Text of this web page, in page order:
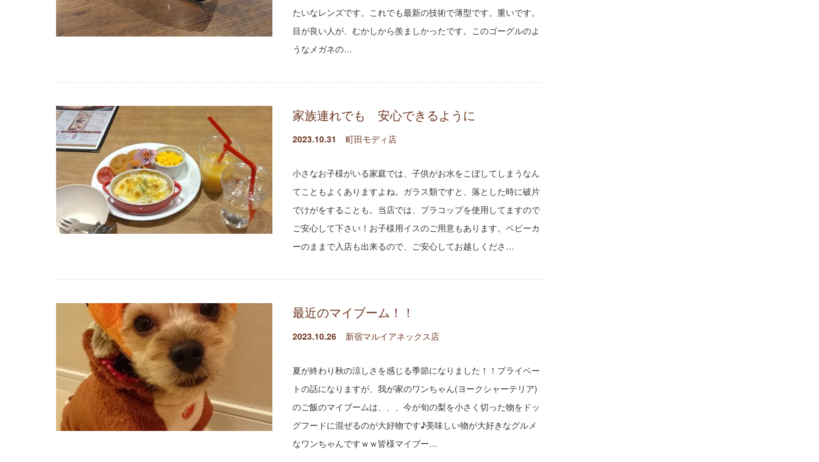
たいなレンズです。これでも最新の技術で薄型です。重いです。
目が良い人が、むかしから羨ましかったです。このゴーグルのよ
うなメガネの…
家族連れでも 安心できるように
2023.10.31 町田モディ店
小さなお子様がいる家庭では、子供がお水をこぼしてしまうなん
てこともよくありますよね。ガラス類ですと、落とした時に破片
でけがをすることも。当店では、プラコップを使用してますので
ご安心して下さい！お子様用イスのご用意もあります。ベビーカ
ーのままで入店も出来るので、ご安心してお越しくださ…
最近のマイブーム！！
2023.10.26 新宿マルイアネックス店
夏が終わり秋の涼しさを感じる季節になりました！！プライベー
トの話になりますが、我が家のワンちゃん(ヨークシャーテリア)
のご飯のマイブームは、、、今が旬の梨を小さく切った物をドッ
グフードに混ぜるのが大好物です♪美味しい物が大好きなグルメ
なワンちゃんですｗｗ皆様マイブー…